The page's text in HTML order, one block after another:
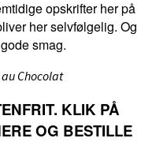
opskrifter her på
her selvfølgelig. Og
smag.
Chocolat
KLIK PÅ
OG BESTILLE